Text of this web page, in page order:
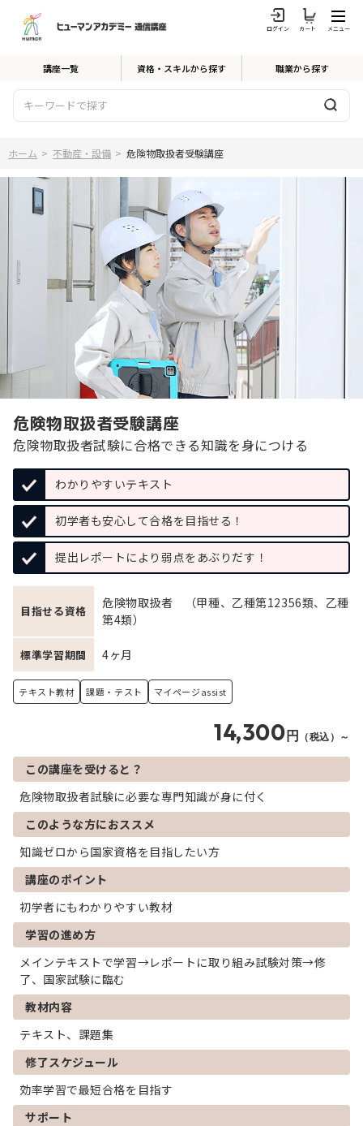
ログイン カート メニュー
講座一覧 資格・スキルから探す 職業から探す
ホーム > 不動産・設備 > 危険物取扱者受験講座
危険物取扱者受験講座
危険物取扱者試験に合格できる知識を身につける
わかりやすいテキスト
初学者も安心して合格を目指せる！
提出レポートにより弱点をあぶりだす！
目指せる資格
危険物取扱者 （甲種、乙種第12356類、乙種
第4類）
標準学習期間 4ヶ月
テキスト教材 課題・テスト マイページassist
14,300円 （税込）～
この講座を受けると？
危険物取扱者試験に必要な専門知識が身に付く
このような方におススメ
知識ゼロから国家資格を目指したい方
講座のポイント
初学者にもわかりやすい教材
学習の進め方
メインテキストで学習→レポートに取り組み試験対策→修
了、国家試験に臨む
教材内容
テキスト、課題集
修了スケジュール
効率学習で最短合格を目指す
サポート